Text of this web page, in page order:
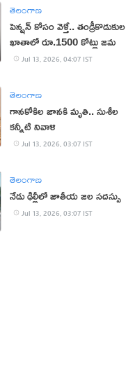
తెలంగాణ
పెన్షన్‌ కోసం వెళ్తే.. తండ్రీకొడుకుల
ఖాతాలో రూ.1500 కోట్లు జమ
Jul 13, 2026, 04:07 IST
తెలంగాణ
గానకోకిల జానకి మృతి.. సుశీల
కన్నీటి నివాళి
Jul 13, 2026, 03:07 IST
తెలంగాణ
నేడు ఢిల్లీలో జాతీయ జల సదస్సు
Jul 13, 2026, 03:07 IST